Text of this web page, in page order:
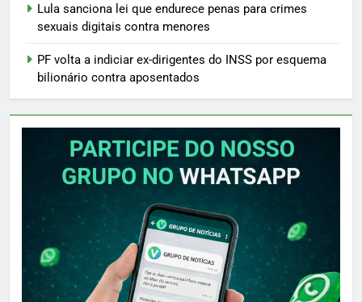
Lula sanciona lei que endurece penas para crimes
sexuais digitais contra menores
PF volta a indiciar ex-dirigentes do INSS por esquema
bilionário contra aposentados